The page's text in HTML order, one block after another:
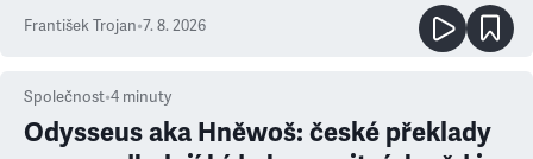
František Trojan•7. 8. 2026
Společnost•4 minuty
Odysseus aka Hněwoš: české překlady